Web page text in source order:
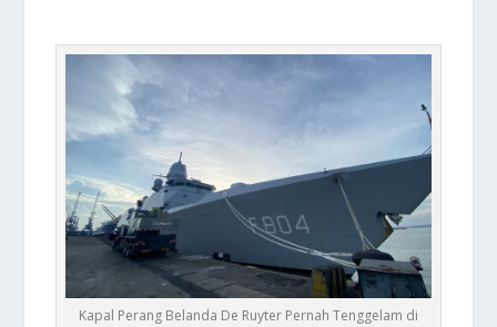
Kapal Perang Belanda De Ruyter Pernah Tenggelam di